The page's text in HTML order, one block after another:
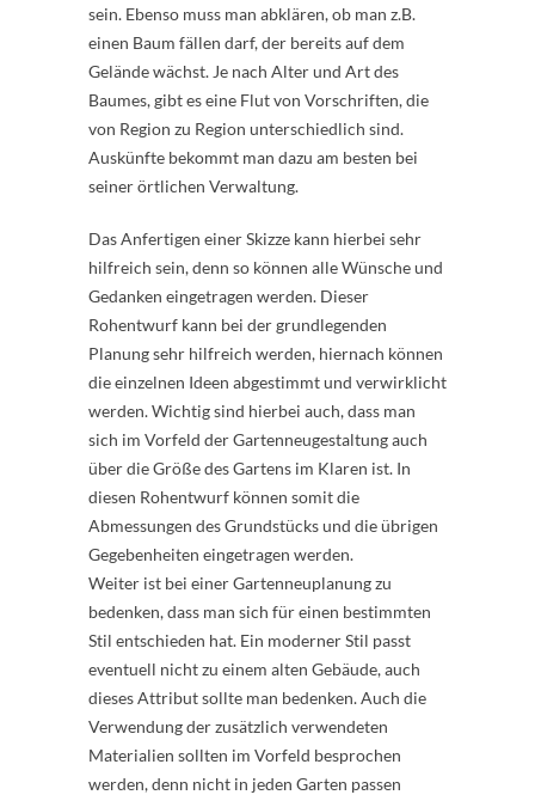
sein. Ebenso muss man abklären, ob man z.B.
einen Baum fällen darf, der bereits auf dem
Gelände wächst. Je nach Alter und Art des
Baumes, gibt es eine Flut von Vorschriften, die
von Region zu Region unterschiedlich sind.
Auskünfte bekommt man dazu am besten bei
seiner örtlichen Verwaltung.
Das Anfertigen einer Skizze kann hierbei sehr
hilfreich sein, denn so können alle Wünsche und
Gedanken eingetragen werden. Dieser
Rohentwurf kann bei der grundlegenden
Planung sehr hilfreich werden, hiernach können
die einzelnen Ideen abgestimmt und verwirklicht
werden. Wichtig sind hierbei auch, dass man
sich im Vorfeld der Gartenneugestaltung auch
über die Größe des Gartens im Klaren ist. In
diesen Rohentwurf können somit die
Abmessungen des Grundstücks und die übrigen
Gegebenheiten eingetragen werden.
Weiter ist bei einer Gartenneuplanung zu
bedenken, dass man sich für einen bestimmten
Stil entschieden hat. Ein moderner Stil passt
eventuell nicht zu einem alten Gebäude, auch
dieses Attribut sollte man bedenken. Auch die
Verwendung der zusätzlich verwendeten
Materialien sollten im Vorfeld besprochen
werden, denn nicht in jeden Garten passen